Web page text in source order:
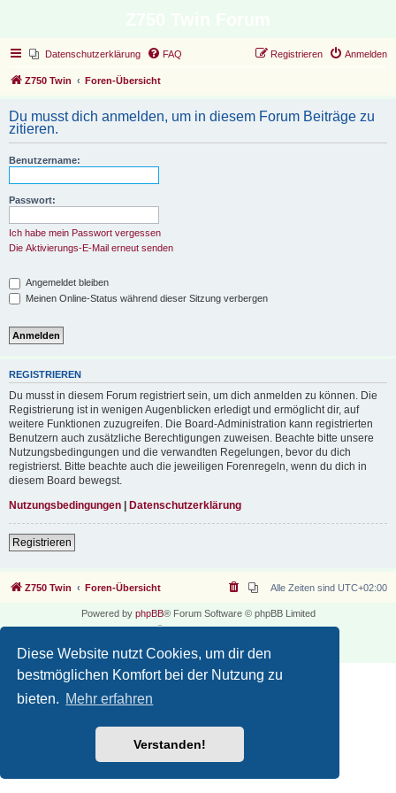
Diese Website nutzt Cookies, um dir den
bestmöglichen Komfort bei der Nutzung zu
bieten. Mehr erfahren
Verstanden!
Datenschutzerklärung FAQ Anmelden
Registrieren
Z750 Twin Foren-Übersicht
Du musst dich anmelden, um in diesem Forum Beiträge zu
zitieren.
Benutzername:
Passwort:
Ich habe mein Passwort vergessen
Die Aktivierungs-E-Mail erneut senden
Angemeldet bleiben
Meinen Online-Status während dieser Sitzung verbergen
REGISTRIEREN
Du musst in diesem Forum registriert sein, um dich anmelden zu können. Die
Registrierung ist in wenigen Augenblicken erledigt und ermöglicht dir, auf
weitere Funktionen zuzugreifen. Die Board-Administration kann registrierten
Benutzern auch zusätzliche Berechtigungen zuweisen. Beachte bitte unsere
Nutzungsbedingungen und die verwandten Regelungen, bevor du dich
registrierst. Bitte beachte auch die jeweiligen Forenregeln, wenn du dich in
diesem Board bewegst.
Nutzungsbedingungen | Datenschutzerklärung
Registrieren
Z750 Twin Foren-Übersicht Alle Zeiten sind UTC+02:00
Powered by phpBB® Forum Software © phpBB Limited
Datenschutz |Nutzungsbedingungen